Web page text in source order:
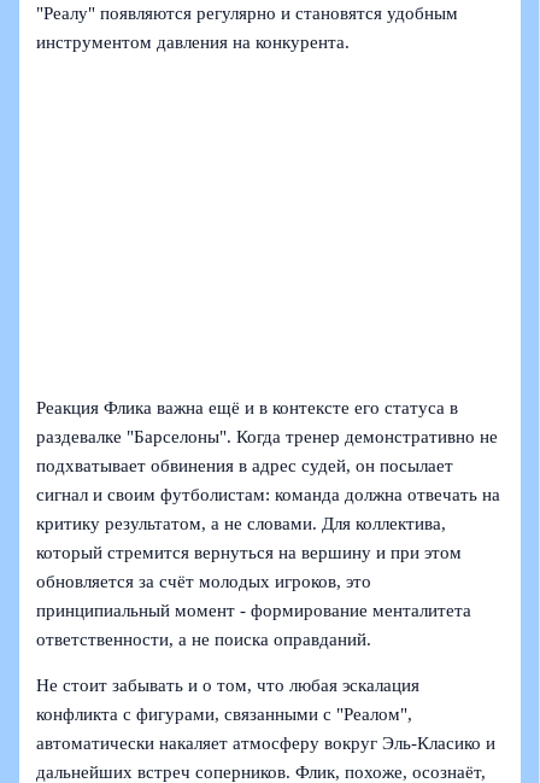
"Реалу" появляются регулярно и становятся удобным
инструментом давления на конкурента.
Реакция Флика важна ещё и в контексте его статуса в
раздевалке "Барселоны". Когда тренер демонстративно не
подхватывает обвинения в адрес судей, он посылает
сигнал и своим футболистам: команда должна отвечать на
критику результатом, а не словами. Для коллектива,
который стремится вернуться на вершину и при этом
обновляется за счёт молодых игроков, это
принципиальный момент - формирование менталитета
ответственности, а не поиска оправданий.
Не стоит забывать и о том, что любая эскалация
конфликта с фигурами, связанными с "Реалом",
автоматически накаляет атмосферу вокруг Эль-Класико и
дальнейших встреч соперников. Флик, похоже, осознаёт,